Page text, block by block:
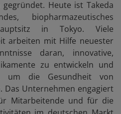
gegründet. Heute ist Takeda
biopharmazeutisches
in Tokyo. Viele
arbeiten mit Hilfe neuester
daran, innovative,
zu entwickeln und
um die Gesundheit von
Das Unternehmen engagiert
Mitarbeitende und für die